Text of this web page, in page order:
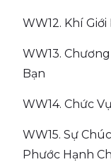
WW12. Khí
WW13.
Bạn
WW14. Chức
WW15. Sự
Phước Hạnh